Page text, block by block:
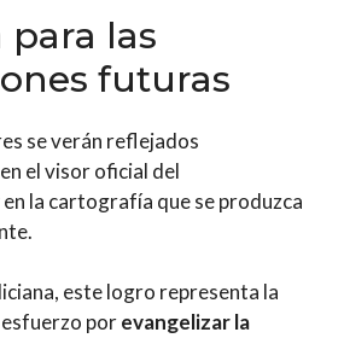
para las
futuras
se verán reflejados
el visor oficial del
en la cartografía que se produzca
este logro representa la
porevangelizar la